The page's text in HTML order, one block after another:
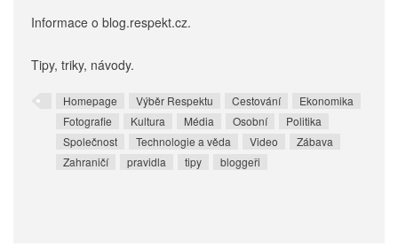
Informace o blog.respekt.cz.
Tipy, triky, návody.
Homepage Výběr Respektu Cestování
Ekonomika
Fotografie
Kultura Média Osobní
Politika
Společnost
Technologie a věda Video
Zábava
Zahraničí
pravidla tipy bloggeři